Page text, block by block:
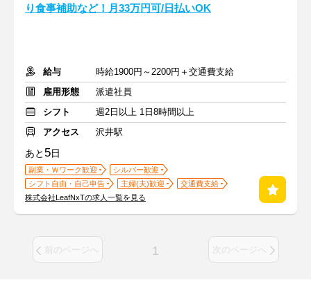
り食事補助など！月33万円可/日払いOK
給与
時給1900円～2200円＋交通費支給
雇用形態
派遣社員
シフト
週2日以上 1日8時間以上
アクセス
沢井駅
あと 5日
副業・Ｗワーク歓迎
シルバー歓迎
シフト自由・自己申告
主婦(夫)歓迎
交通費支給
株式会社LeafNxTの求人一覧を見る
前のページへ 1 次のページへ